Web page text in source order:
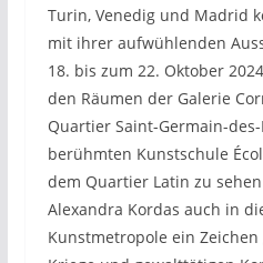
Turin, Venedig und Madrid
mit ihrer aufwühlenden
18. bis zum 22. Oktober
den Räumen der Galerie
Quartier Saint-Germain-
berühmten Kunstschule
dem Quartier Latin zu
Alexandra Kordas auch in
Kunstmetropole ein